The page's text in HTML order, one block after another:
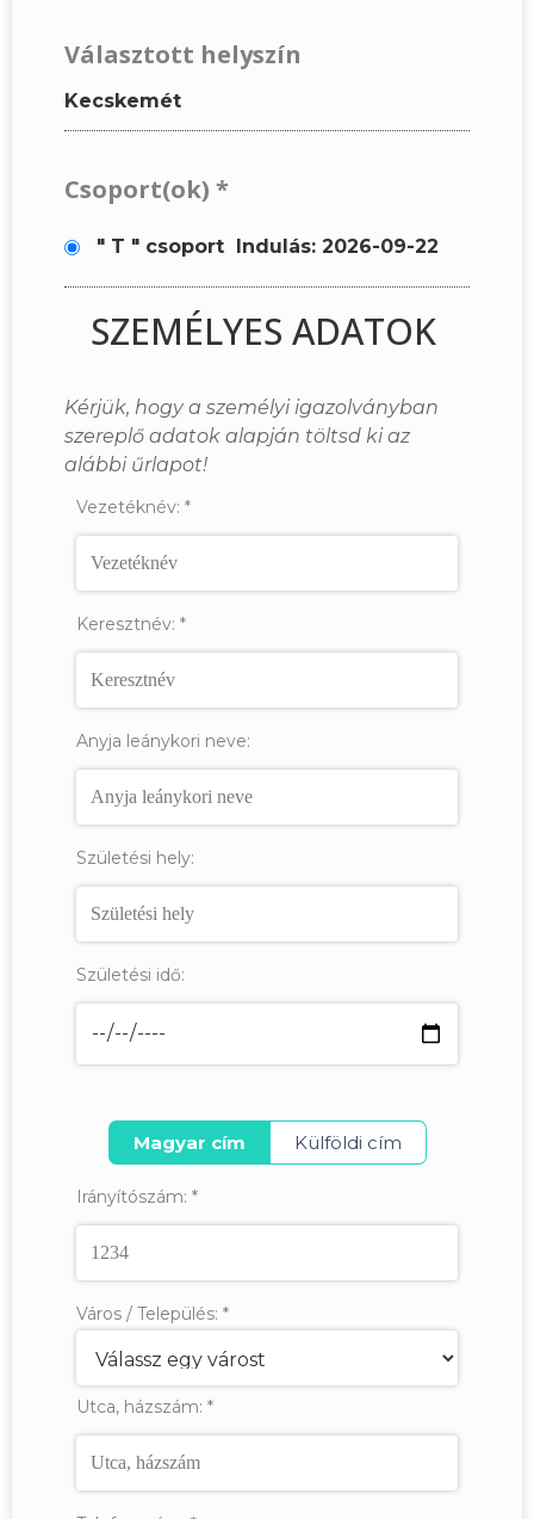
Választott helyszín
Kecskemét
Csoport(ok) *
" T " csoport Indulás: 2026-09-22
SZEMÉLYES ADATOK
Kérjük, hogy a személyi igazolványban
szereplő adatok alapján töltsd ki az
alábbi űrlapot!
Vezetéknév: *
Keresztnév: *
Anyja leánykori neve:
Születési hely:
Születési idő:
Magyar cím Külföldi cím
Irányítószám: *
Város / Település: *
Utca, házszám: *